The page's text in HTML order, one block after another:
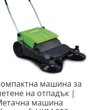
машина за
на отпадък |
машина